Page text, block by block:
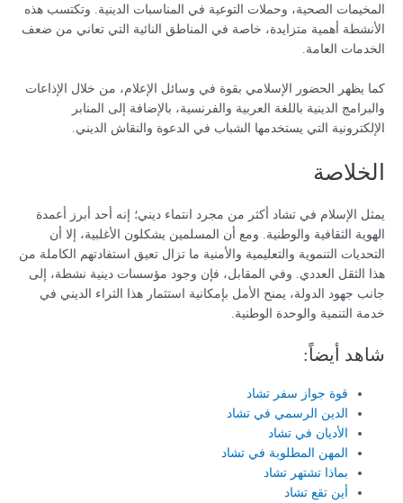
المخيمات الصحية، وحملات التوعية في المناسبات الدينية. وتكتسب هذه
الأنشطة أهمية متزايدة، خاصة في المناطق النائية التي تعاني من ضعف
الخدمات العامة.
كما يظهر الحضور الإسلامي بقوة في وسائل الإعلام، من خلال الإذاعات
والبرامج الدينية باللغة العربية والفرنسية، بالإضافة إلى المنابر
الإلكترونية التي يستخدمها الشباب في الدعوة والنقاش الديني.
الخلاصة
يمثل الإسلام في تشاد أكثر من مجرد انتماء ديني؛ إنه أحد أبرز أعمدة
الهوية الثقافية والوطنية. ومع أن المسلمين يشكلون الأغلبية، إلا أن
التحديات التنموية والتعليمية والأمنية ما تزال تعيق استفادتهم الكاملة من
هذا الثقل العددي. وفي المقابل، فإن وجود مؤسسات دينية نشطة، إلى
جانب جهود الدولة، يمنح الأمل بإمكانية استثمار هذا الثراء الديني في
خدمة التنمية والوحدة الوطنية.
شاهد أيضاً:
قوة جواز سفر تشاد
الدين الرسمي في تشاد
الأديان في تشاد
المهن المطلوبة في تشاد
بماذا تشتهر تشاد
أين تقع تشاد